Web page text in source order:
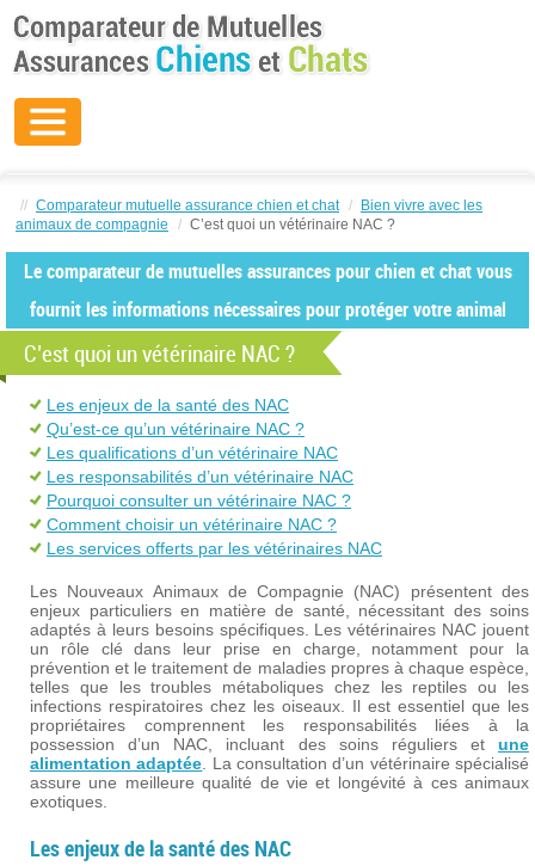
// Comparateur mutuelle assurance chien et chat /
Bien vivre avec les
animaux de compagnie
/ C’est quoi un vétérinaire NAC ?
Le comparateur de mutuelles assurances pour chien et chat vous
fournit les informations nécessaires pour protéger votre animal
C’est quoi un vétérinaire NAC ?
Les enjeux de la santé des NAC
Qu’est-ce qu’un vétérinaire NAC ?
Les qualifications d’un vétérinaire NAC
Les responsabilités d’un vétérinaire NAC
Pourquoi consulter un vétérinaire NAC ?
Comment choisir un vétérinaire NAC ?
Les services offerts par les vétérinaires NAC
Les Nouveaux Animaux de Compagnie (NAC) présentent des
enjeux particuliers en matière de santé, nécessitant des soins
adaptés à leurs besoins spécifiques. Les vétérinaires NAC jouent
un rôle clé dans leur prise en charge, notamment pour la
prévention et le traitement de maladies propres à chaque espèce,
telles que les troubles métaboliques chez les reptiles ou les
infections respiratoires chez les oiseaux. Il est essentiel que les
propriétaires comprennent les responsabilités liées à la
possession d’un NAC, incluant des soins réguliers et une
alimentation adaptée . La consultation d’un vétérinaire spécialisé
assure une meilleure qualité de vie et longévité à ces animaux
exotiques.
Les enjeux de la santé des NAC